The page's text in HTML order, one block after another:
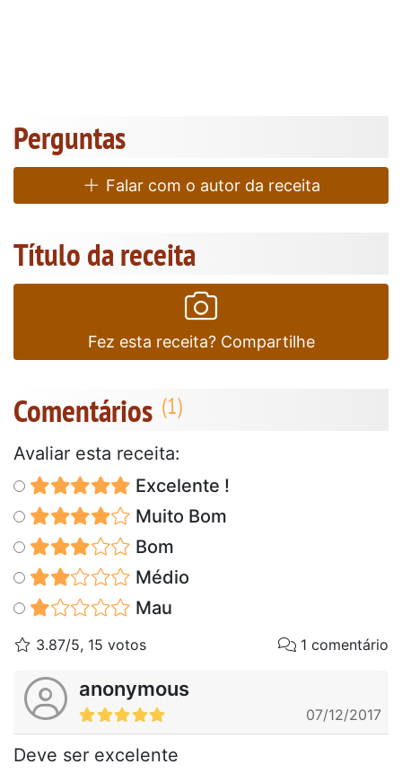
Perguntas
Falar com o autor da receita
Título da receita
Fez esta receita? Compartilhe
Comentários
Avaliar esta receita:
Excelente !
Muito Bom
Bom
Médio
Mau
3.87/5, 15 votos 1 comentário
anonymous
07/12/2017
Deve ser excelente